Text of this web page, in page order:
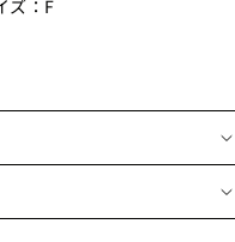
ズ：F